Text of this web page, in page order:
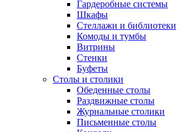
Гардеробные системы
Шкафы
Стеллажи и библиотеки
Комоды и тумбы
Витрины
Стенки
Буфеты
Столы и столики
Обеденные столы
Раздвижные столы
Журнальные столики
Письменные столы